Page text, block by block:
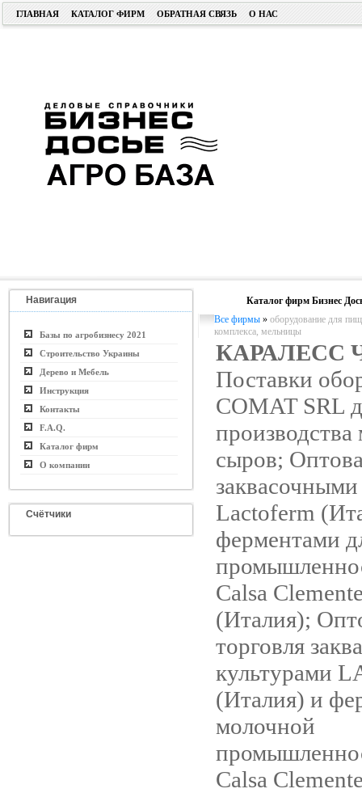
ГЛАВНАЯ КАТАЛОГ ФИРМ ОБРАТНАЯ СВЯЗЬ О НАС
Навигация
Базы по агробизнесу 2021
Строительство Украины
Дерево и Мебель
Инструкция
Контакты
F.A.Q.
Каталог фирм
О компании
Счётчики
Каталог фирм Бизнес
Все фирмы » оборудование для
комплекса, мельницы
КАРАЛЕСС
Поставки
COMAT SRL
производства
сыров;
Lactoferm
ферментами
Calsa
(Италия);
торговля
культурами
(Италия) и
молочной
Calsa